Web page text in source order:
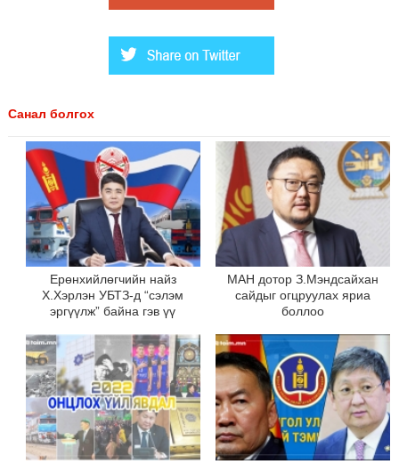
Санал болгох
Ерөнхийлөгчийн найз
Х.Хэрлэн УБТЗ-д “сэлэм
эргүүлж” байна гэв үү
МАН дотор З.Мэндсайхан
сайдыг огцруулах яриа
боллоо